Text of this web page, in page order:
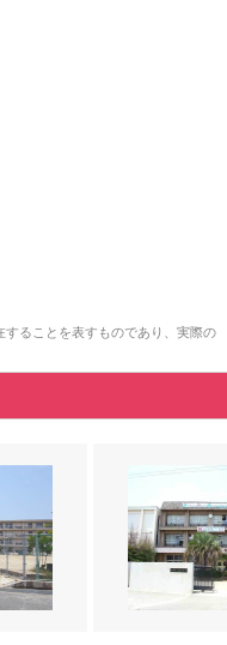
ることを表すものであり、実際の